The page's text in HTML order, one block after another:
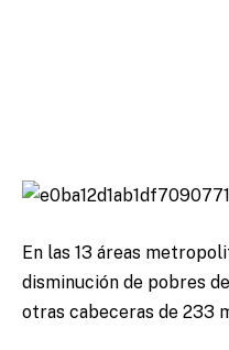
En las 13 áreas
disminución de pobres
otras cabeceras de 233